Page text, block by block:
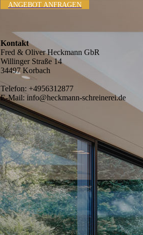
ANGEBOT ANFRAGEN
Kontakt
Fred & Oliver Heckmann GbR
Willinger Straße 14
34497 Korbach
Telefon: +4956312877
E-Mail: info@heckmann-schreinerei.de